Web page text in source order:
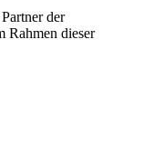
der
Rahmen dieser